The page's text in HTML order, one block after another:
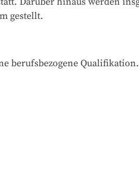
gestellt.